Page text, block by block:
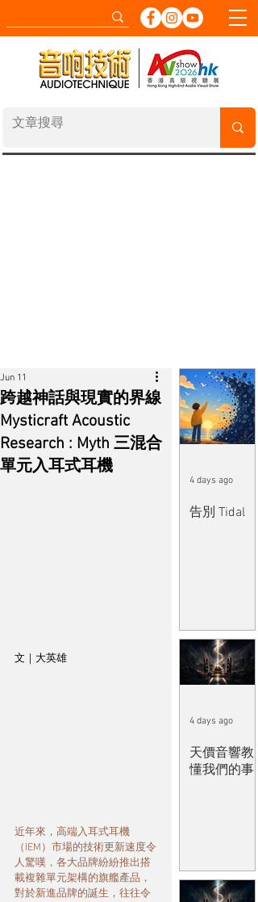
跨越神話與現實的界線
Mysticraft Acoustic
Research : Myth 三混合
單元入耳式耳機
Jun 11
文｜大英雄
近年來，高端入耳式耳機
（IEM）市場的技術更新速度令
人驚嘆，各大品牌紛紛推出搭
載複雜單元架構的旗艦產品，
對於新進品牌的誕生，往往令
告別 Tidal
4 days ago
天價音響教
懂我們的事
4 days ago